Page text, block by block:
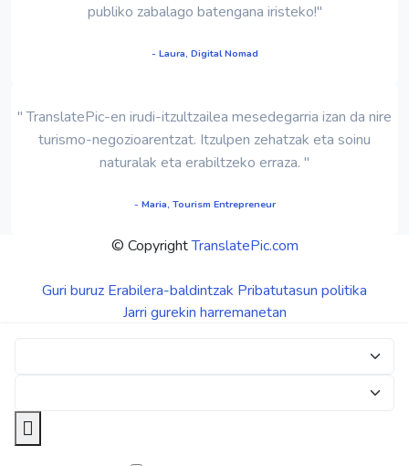
publiko zabalago batengana iristeko!"
- Laura, Digital Nomad
" TranslatePic-en irudi-itzultzailea mesedegarria izan da nire
turismo-negozioarentzat. Itzulpen zehatzak eta soinu
naturalak eta erabiltzeko erraza. "
- Maria, Tourism Entrepreneur
© CopyrightTranslatePic.com
Guri buruz Erabilera-baldintzak Pribatutasun politika
Jarri gurekin harremanetan